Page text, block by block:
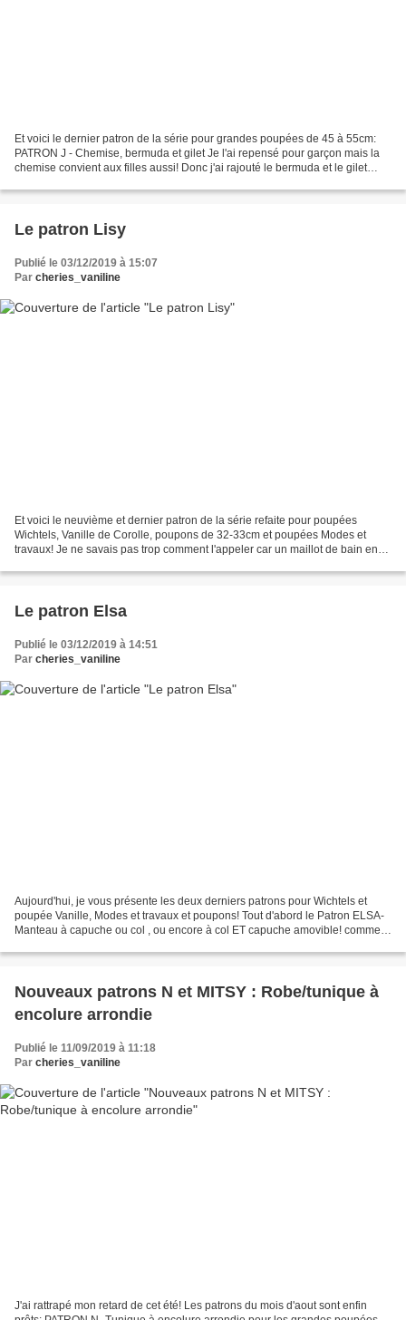
Et voici le dernier patron de la série pour grandes poupées de 45 à 55cm:
PATRON J - Chemise, bermuda et gilet Je l'ai repensé pour garçon mais la
chemise convient aux filles aussi! Donc j'ai rajouté le bermuda et le gilet
Le patron Lisy
Publié le 03/12/2019 à 15:07
Par cheries_vaniline
Et voici le neuvième et dernier patron de la série refaite pour poupées
Wichtels, Vanille de Corolle, poupons de 32-33cm et poupées Modes et
travaux! Je ne savais pas trop comment l'appeler car un maillot de bain en
Le patron Elsa
Publié le 03/12/2019 à 14:51
Par cheries_vaniline
Aujourd'hui, je vous présente les deux derniers patrons pour Wichtels et
poupée Vanille, Modes et travaux et poupons! Tout d'abord le Patron ELSA-
Manteau à capuche ou col , ou encore à col ET capuche amovible! comme
Nouveaux patrons N et MITSY : Robe/tunique à
encolure arrondie
Publié le 11/09/2019 à 11:18
Par cheries_vaniline
J'ai rattrapé mon retard de cet été! Les patrons du mois d'aout sont enfin